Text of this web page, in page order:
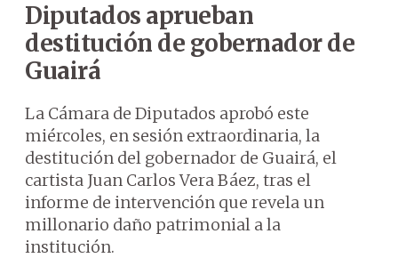
Diputados aprueban
destitución de gobernador de
Guairá
La Cámara de Diputados aprobó este
miércoles, en sesión extraordinaria, la
destitución del gobernador de Guairá, el
cartista Juan Carlos Vera Báez, tras el
informe de intervención que revela un
millonario daño patrimonial a la
institución.